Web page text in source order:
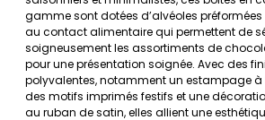
gamme sont dotées d’alvéoles
au contact alimentaire qui permettent de
soigneusement les assortiments de
pour une présentation soignée. Avec des
polyvalentes, notamment un estampage à
des motifs imprimés festifs et une
au ruban de satin, elles allient une